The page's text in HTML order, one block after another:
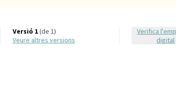
Versió 1(de 1)
veure altres versions
Verifica l'empremta
digital